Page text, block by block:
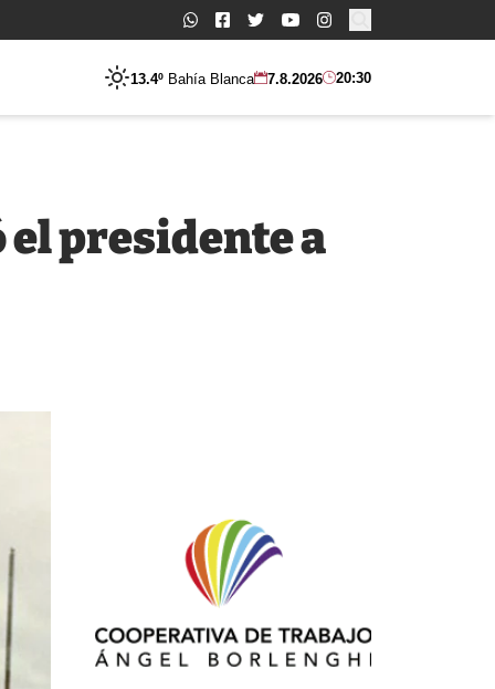
Buscar:
13.4º Bahía Blanca 7.8.2026 20:30
el presidente a